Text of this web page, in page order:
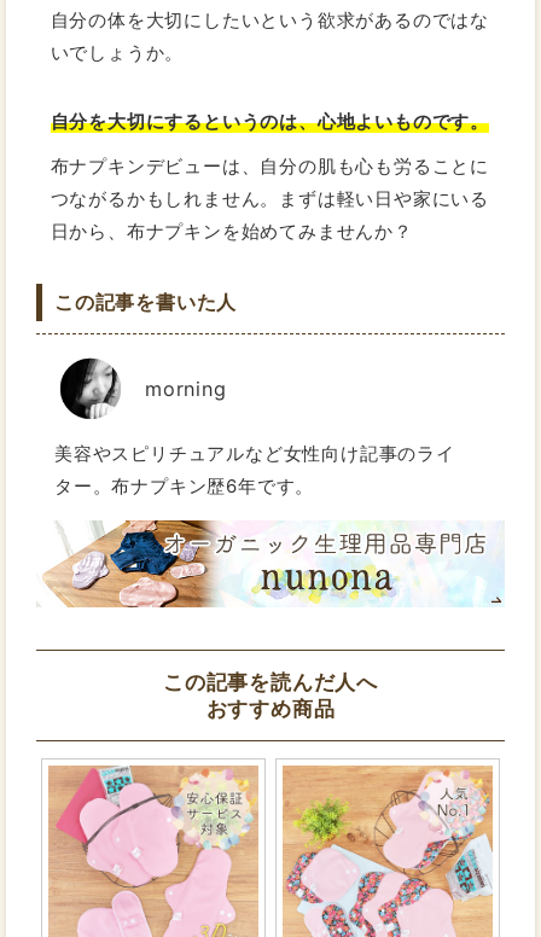
自分の体を大切にしたいという欲求があるのではな
いでしょうか。
自分を大切にするというのは、心地よいものです。
布ナプキンデビューは、自分の肌も心も労ることに
つながるかもしれません。まずは軽い日や家にいる
日から、布ナプキンを始めてみませんか？
この記事を書いた人
morning
美容やスピリチュアルなど女性向け記事のライ
ター。布ナプキン歴6年です。
この記事を読んだ人へ
おすすめ商品